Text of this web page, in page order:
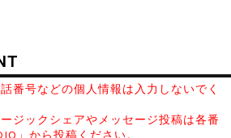
番号などの個人情報は入力しないでく
ジックシェアやメッセージ投稿は各番
」から投稿ください。